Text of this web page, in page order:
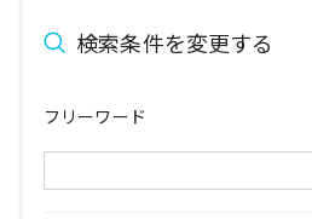
検索条件を変更する
フリーワード